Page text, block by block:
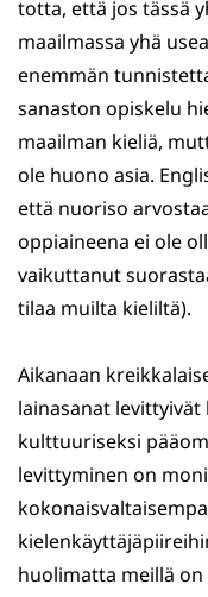
totta, että jos tässä
maailmassa yhä
enemmän
sanaston opiskelu
maailman kieliä,
ole huono asia.
että nuoriso
oppiaineena ei ole
vaikuttanut
tilaa muilta kieliltä).
Aikanaan
lainasanat
kulttuuriseksi
levittyminen on
huolimatta meillä